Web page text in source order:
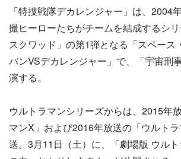
「特捜戦隊デカレンジャー」は、2004
撮ヒーローたちがチームを結成するシ
スクワッド」の第1弾となる「スペース
バンVSデカレンジャー」で、「宇宙刑
演する。
ウルトラマンシリーズからは、2015年
マンX」および2016年放送の「ウルト
送。3月11日（土）に、「劇場版 ウル